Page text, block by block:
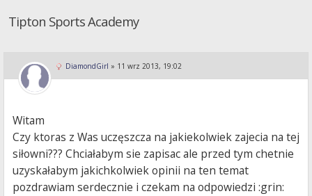
Tipton Sports Academy
DiamondGirl » 11 wrz 2013, 19:02
Witam
Czy ktoras z Was uczęszcza na jakiekolwiek zajecia na tej
siłowni??? Chciałabym sie zapisac ale przed tym chetnie
uzyskałabym jakichkolwiek opinii na ten temat
pozdrawiam serdecznie i czekam na odpowiedzi :grin: